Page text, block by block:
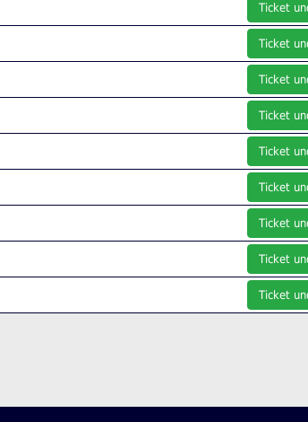
Ticket
Ticket
Ticket
Ticket
Ticket
Ticket
Ticket
Ticket
Ticket